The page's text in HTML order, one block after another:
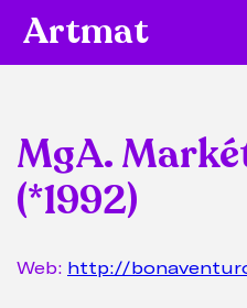
Artmat
MgA.
(*1992)
Web: http://